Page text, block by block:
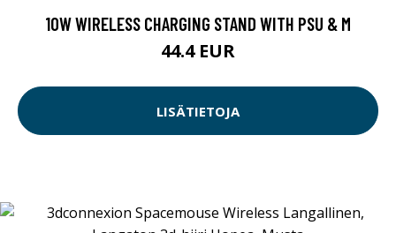
10W WIRELESS CHARGING STAND WITH PSU & M
44.4 EUR
LISÄTIETOJA